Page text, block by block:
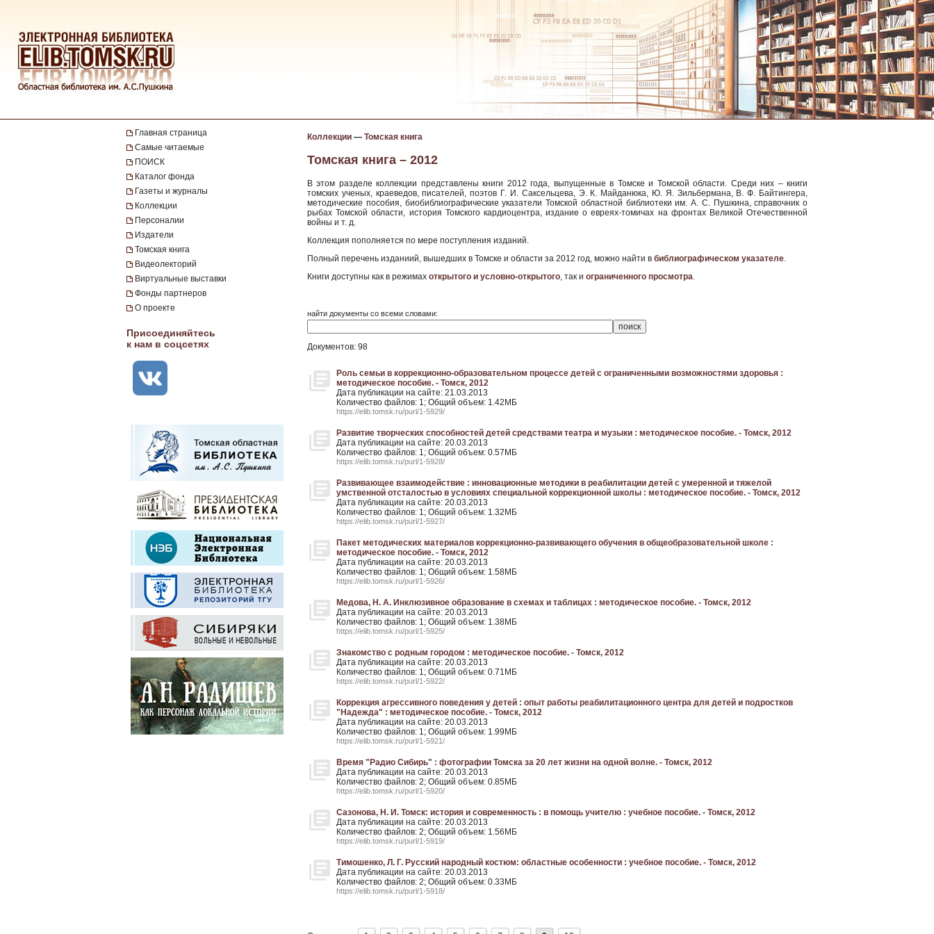
Главная страница
Самые читаемые
ПОИСК
Каталог фонда
Газеты и журналы
Коллекции
Персоналии
Издатели
Томская книга
Видеолекторий
Виртуальные выставки
Фонды партнеров
О проекте
Присоединяйтесь
к нам в соцсетях
Коллекции — Томская книга
Томская книга – 2012
В этом разделе коллекции представлены книги 2012 года, выпущенные в Томске и Томской области. Среди них – книги
томских ученых, краеведов, писателей, поэтов Г. И. Саксельцева, Э. К. Майданюка, Ю. Я. Зильбермана, В. Ф. Байтингера,
методические пособия, биобиблиографические указатели Томской областной библиотеки им. А. С. Пушкина, справочник о
рыбах Томской области, история Томского кардиоцентра, издание о евреях-томичах на фронтах Великой Отечественной
войны и т. д.
Коллекция пополняется по мере поступления изданий.
Полный перечень изданиий, вышедших в Томске и области за 2012 год, можно найти в библиографическом указателе.
Книги доступны как в режимах открытого и условно-открытого, так и ограниченного просмотра.
найти документы со всеми словами:
Документов: 98
Роль семьи в коррекционно-образовательном процессе детей с ограниченными возможностями здоровья :
методическое пособие. - Томск, 2012
Дата публикации на сайте: 21.03.2013
Количество файлов: 1; Общий объем: 1.42МБ
https://elib.tomsk.ru/purl/1-5929/
Развитие творческих способностей детей средствами театра и музыки : методическое пособие. - Томск, 2012
Дата публикации на сайте: 20.03.2013
Количество файлов: 1; Общий объем: 0.57МБ
https://elib.tomsk.ru/purl/1-5928/
Развивающее взаимодействие : инновационные методики в реабилитации детей с умеренной и тяжелой
умственной отсталостью в условиях специальной коррекционной школы : методическое пособие. - Томск, 2012
Дата публикации на сайте: 20.03.2013
Количество файлов: 1; Общий объем: 1.32МБ
https://elib.tomsk.ru/purl/1-5927/
Пакет методических материалов коррекционно-развивающего обучения в общеобразовательной школе :
методическое пособие. - Томск, 2012
Дата публикации на сайте: 20.03.2013
Количество файлов: 1; Общий объем: 1.58МБ
https://elib.tomsk.ru/purl/1-5926/
Медова, Н. А. Инклюзивное образование в схемах и таблицах : методическое пособие. - Томск, 2012
Дата публикации на сайте: 20.03.2013
Количество файлов: 1; Общий объем: 1.38МБ
https://elib.tomsk.ru/purl/1-5925/
Знакомство с родным городом : методическое пособие. - Томск, 2012
Дата публикации на сайте: 20.03.2013
Количество файлов: 1; Общий объем: 0.71МБ
https://elib.tomsk.ru/purl/1-5922/
Коррекция агрессивного поведения у детей : опыт работы реабилитационного центра для детей и подростков
"Надежда" : методическое пособие. - Томск, 2012
Дата публикации на сайте: 20.03.2013
Количество файлов: 1; Общий объем: 1.99МБ
https://elib.tomsk.ru/purl/1-5921/
Время "Радио Сибирь" : фотографии Томска за 20 лет жизни на одной волне. - Томск, 2012
Дата публикации на сайте: 20.03.2013
Количество файлов: 2; Общий объем: 0.85МБ
https://elib.tomsk.ru/purl/1-5920/
Сазонова, Н. И. Томск: история и современность : в помощь учителю : учебное пособие. - Томск, 2012
Дата публикации на сайте: 20.03.2013
Количество файлов: 2; Общий объем: 1.56МБ
https://elib.tomsk.ru/purl/1-5919/
Тимошенко, Л. Г. Русский народный костюм: областные особенности : учебное пособие. - Томск, 2012
Дата публикации на сайте: 20.03.2013
Количество файлов: 2; Общий объем: 0.33МБ
https://elib.tomsk.ru/purl/1-5918/